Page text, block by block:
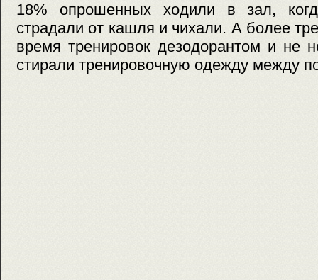
18% опрошенных ходили в зал,
страдали от кашля и чихали. А более
время тренировок дезодорантом и не
стирали тренировочную одежду между